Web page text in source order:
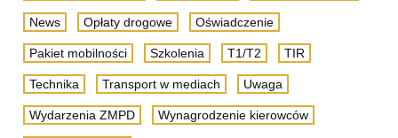
News Opłaty drogowe Oświadczenie
Pakiet mobilności Szkolenia T1/T2 TIR
Technika Transport w mediach Uwaga
Wydarzenia ZMPD Wynagrodzenie kierowców